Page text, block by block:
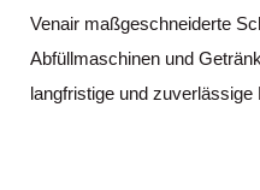
Venair maßgeschneiderte
Abfüllmaschinen und
langfristige und